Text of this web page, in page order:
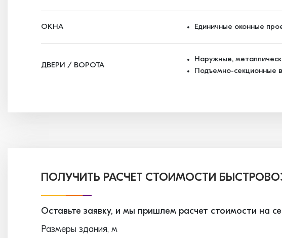
ОКНА Единичные оконные
ДВЕРИ / ВОРОТА
Наружные,
Подъемно-секционные
ПОЛУЧИТЬ РАСЧЕТ СТОИМОСТИ
Оставьте заявку, и мы пришлем расчет стоимости на
Размеры здания, м